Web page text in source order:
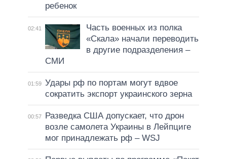
ребенок
02:41
Часть военных из полка
«Скала» начали переводить
в другие подразделения –
СМИ
01:59 Удары рф по портам могут вдвое
сократить экспорт украинского зерна
00:57
Разведка США допускает, что дрон
возле самолета Украины в Лейпциге
мог принадлежать рф – WSJ